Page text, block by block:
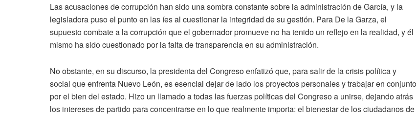
Las acusaciones de corrupción han sido una sombra constante sobre la administración de García, y la
legisladora puso el punto en las íes al cuestionar la integridad de su gestión. Para De la Garza, el
supuesto combate a la corrupción que el gobernador promueve no ha tenido un reflejo en la realidad, y él
mismo ha sido cuestionado por la falta de transparencia en su administración.
No obstante, en su discurso, la presidenta del Congreso enfatizó que, para salir de la crisis política y
social que enfrenta Nuevo León, es esencial dejar de lado los proyectos personales y trabajar en conjunto
por el bien del estado. Hizo un llamado a todas las fuerzas políticas del Congreso a unirse, dejando atrás
los intereses de partido para concentrarse en lo que realmente importa: el bienestar de los ciudadanos de